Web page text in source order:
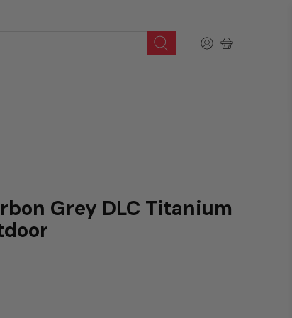
Grey DLC Titanium